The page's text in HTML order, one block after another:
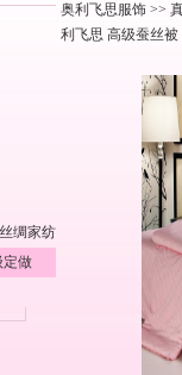
绸家纺
定做
奥利飞思服饰 >>
利飞思 高级蚕丝